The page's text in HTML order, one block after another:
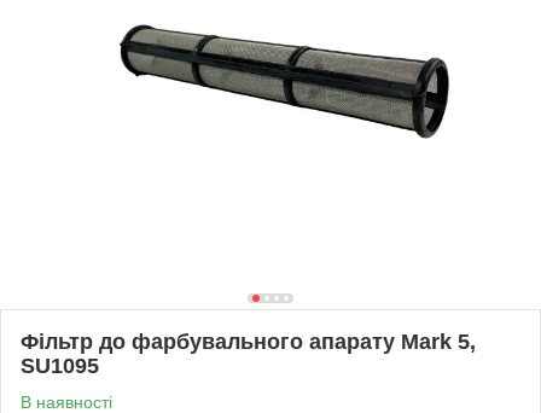
Фільтр до фарбувального апарату Mark 5,
SU1095
В наявності